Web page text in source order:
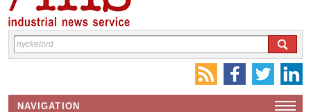
NAVIGATION